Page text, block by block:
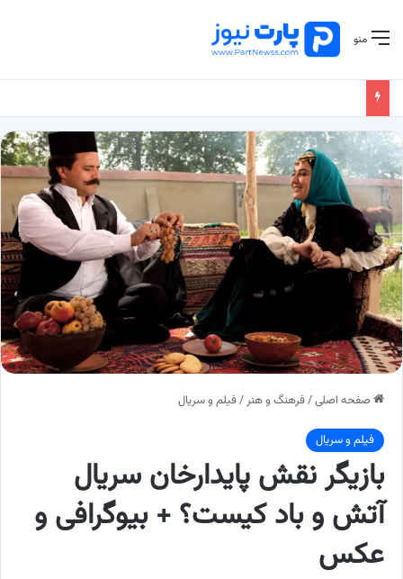
منو
صفحه اصلی/فرهنگ و هنر /فیلم و سریال
فیلم و سریال
بازیگر نقش پایدارخان سریال
آتش و باد کیست؟ + بیوگرافی و
عکس